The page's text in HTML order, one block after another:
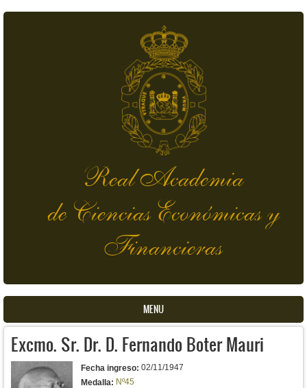
Real Academia
de Ciencias Económicas y
Financieras
MENU
Excmo. Sr. Dr. D. Fernando Boter Mauri
Fecha ingreso: 02/11/1947
Medalla: Nº45